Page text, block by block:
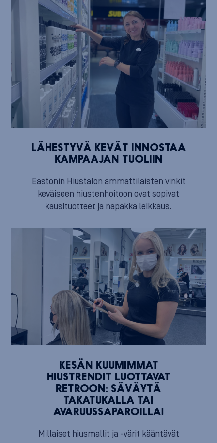
LÄHESTYVÄ KEVÄT INNOSTAA
KAMPAAJAN TUOLIIN
Eastonin Hiustalon ammattilaisten vinkit
keväiseen hiustenhoitoon ovat sopivat
kausituotteet ja napakka leikkaus.
KESÄN KUUMIMMAT
HIUSTRENDIT LUOTTAVAT
RETROON: SÄVÄYTÄ
TAKATUKALLA TAI
AVARUUSSAPAROILLA!
Millaiset hiusmallit ja -värit kääntävät